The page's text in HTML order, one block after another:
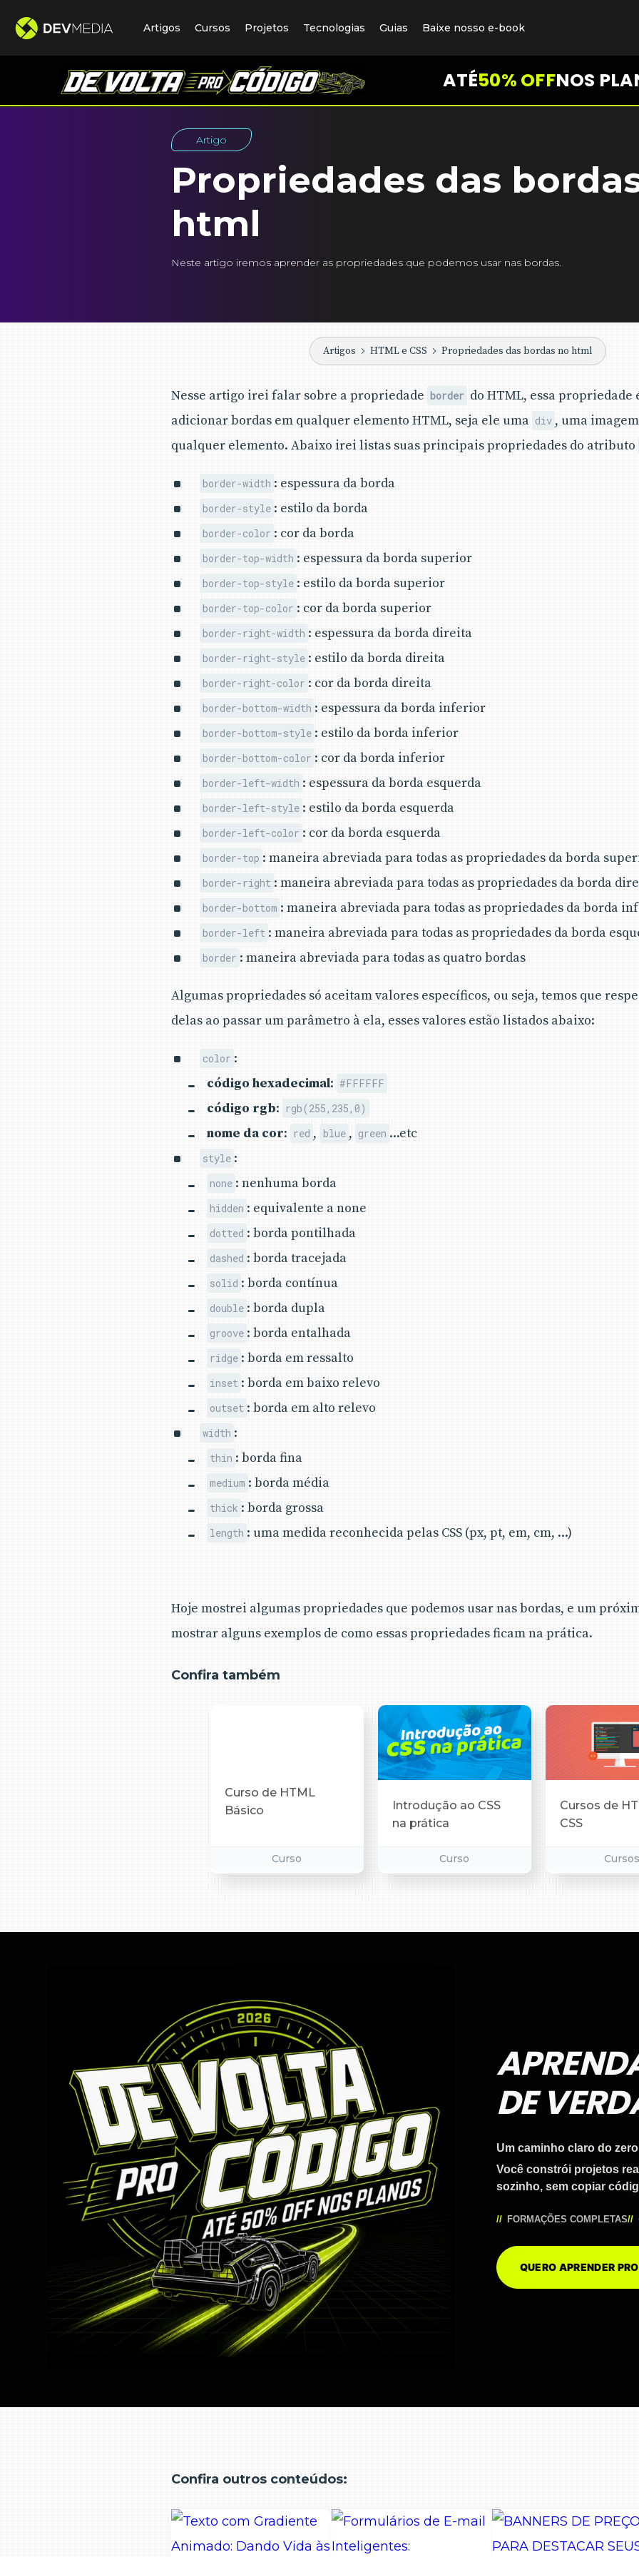
Artigos Cursos Projetos Tecnologias Guias Baixe nosso e-book
ATÉ50% OFFNOS
Artigo
Propriedades das
html
Neste artigo iremos aprender as propriedades que podemos usar nas bordas.
Artigos HTML e CSS Propriedades das bordas no html
Nesse artigo irei falar sobre a propriedade border do HTML, essa propriedade
adicionar bordas em qualquer elemento HTML, seja ele uma div , uma
qualquer elemento. Abaixo irei listas suas principais propriedades do atributo
border-width : espessura da borda
border-style : estilo da borda
border-color : cor da borda
border-top-width : espessura da borda superior
border-top-style : estilo da borda superior
border-top-color : cor da borda superior
border-right-width : espessura da borda direita
border-right-style : estilo da borda direita
border-right-color : cor da borda direita
border-bottom-width : espessura da borda inferior
border-bottom-style : estilo da borda inferior
border-bottom-color : cor da borda inferior
border-left-width : espessura da borda esquerda
border-left-style : estilo da borda esquerda
border-left-color : cor da borda esquerda
border-top : maneira abreviada para todas as propriedades da borda
border-right : maneira abreviada para todas as propriedades da borda
border-bottom : maneira abreviada para todas as propriedades da borda
border-left : maneira abreviada para todas as propriedades da borda
border : maneira abreviada para todas as quatro bordas
Algumas propriedades só aceitam valores específicos, ou seja, temos que
delas ao passar um parâmetro à ela, esses valores estão listados abaixo:
color :
código hexadecimal: #FFFFFF
código rgb: rgb(255,235,0)
nome da cor: red , blue , green ...etc
style :
none : nenhuma borda
hidden : equivalente a none
dotted : borda pontilhada
dashed : borda tracejada
solid : borda contínua
double : borda dupla
groove : borda entalhada
ridge : borda em ressalto
inset : borda em baixo relevo
outset : borda em alto relevo
width :
thin : borda fina
medium : borda média
thick : borda grossa
length : uma medida reconhecida pelas CSS (px, pt, em, cm, ...)
Hoje mostrei algumas propriedades que podemos usar nas bordas, e um
mostrar alguns exemplos de como essas propriedades ficam na prática.
Confira também
Curso de HTML
Básico
Curso
Introdução ao CSS
na prática
Curso
Cursos de
CSS
Cursos
DE
Um caminho claro do
Você constrói projetos
sozinho, sem copiar
FORMAÇÕES COMPLETAS
QUERO APRENDER
Confira outros conteúdos: